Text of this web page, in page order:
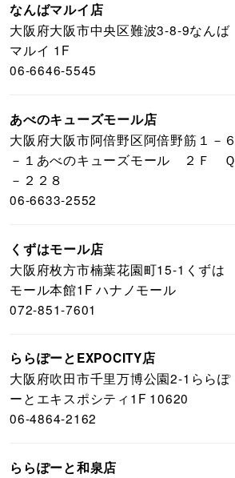
なんばマルイ店
大阪府大阪市中央区難波3-8-9なんば
マルイ 1F
06-6646-5545
あべのキューズモール店
大阪府大阪市阿倍野区阿倍野筋１－６
－１あべのキューズモール ２Ｆ Ｑ
－２２８
06-6633-2552
くずはモール店
大阪府枚方市楠葉花園町15-1くずは
モール本館1F ハナノモール
072-851-7601
ららぽーとEXPOCITY店
大阪府吹田市千里万博公園2-1ららぽ
ーとエキスポシティ1F 10620
06-4864-2162
ららぽーと和泉店